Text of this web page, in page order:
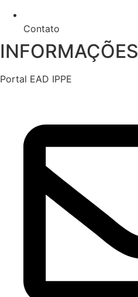
Contato
INFORMAÇÕES
Portal EAD IPPE